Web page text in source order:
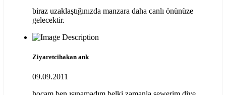
biraz uzaklaştığınızda manzara daha canlı önünüze
gelecektir.
Ziyaretcihakan ank
09.09.2011